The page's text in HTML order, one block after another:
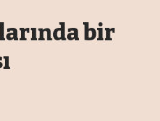
bir